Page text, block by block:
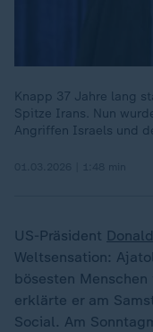
Knapp 37 Jahre lang
Spitze Irans. Nun
Angriffen Israels und
US-Präsident
Weltsensation:
bösesten
erklärte er am
Social. Am